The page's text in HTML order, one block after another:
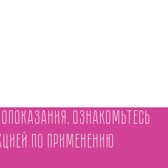
Ознакомьтесь
по применению